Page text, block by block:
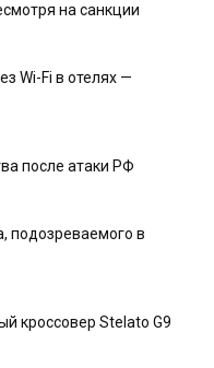
на санкции
Wi-Fi в отелях —
после атаки РФ
подозреваемого в
кроссовер Stelato G9